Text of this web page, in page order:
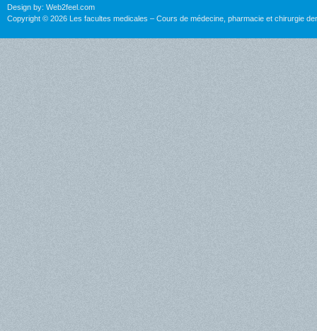
Design by: Web2feel.com
Copyright © 2026 Les facultes medicales – Cours de médecine, pharmacie et chirurgie